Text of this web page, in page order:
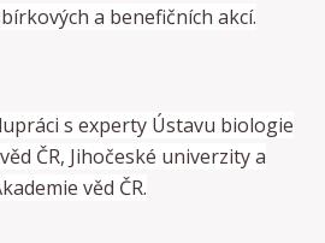
a benefičních akcí.
s experty Ústavu biologie
ČR, Jihočeské univerzity a
věd ČR.